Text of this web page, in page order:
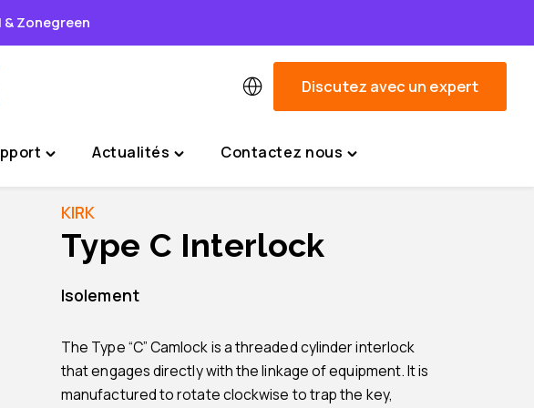
Zonegreen
Toggle
"Marques
support"
menu
Actualités
Toggle
"Actualités"
Contactez nous
Toggle
"Contactez
Discutez avec un expert
KIRK
Type C Interlock
Isolement
The Type “C” Camlock is a threaded cylinder interlock
that engages directly with the linkage of equipment. It is
manufactured to rotate clockwise to trap the key,